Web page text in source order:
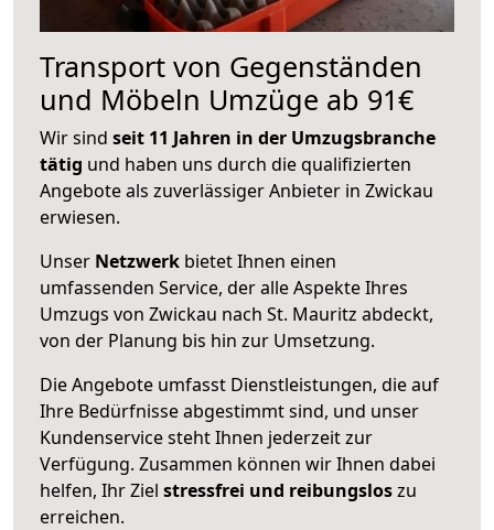
Transport von Gegenständen
und Möbeln Umzüge ab 91€
Wir sind seit 11 Jahren in der Umzugsbranche
tätig und haben uns durch die qualifizierten
Angebote als zuverlässiger Anbieter in Zwickau
erwiesen.
Unser Netzwerk bietet Ihnen einen
umfassenden Service, der alle Aspekte Ihres
Umzugs von Zwickau nach St. Mauritz abdeckt,
von der Planung bis hin zur Umsetzung.
Die Angebote umfasst Dienstleistungen, die auf
Ihre Bedürfnisse abgestimmt sind, und unser
Kundenservice steht Ihnen jederzeit zur
Verfügung. Zusammen können wir Ihnen dabei
helfen, Ihr Ziel stressfrei und reibungsloszu
erreichen.